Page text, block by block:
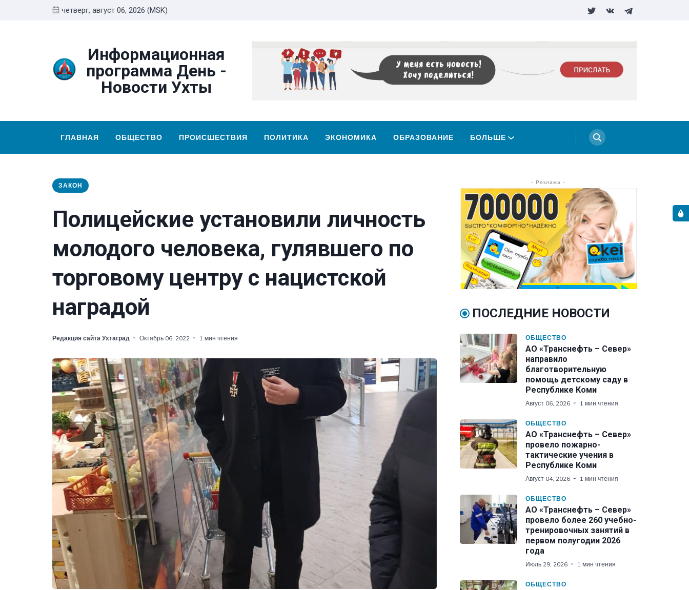
четверг, август 06, 2026 (MSK)
Информационная
программа День -
Новости Ухты
ГЛАВНАЯ ОБЩЕСТВО ПРОИСШЕСТВИЯ ПОЛИТИКА ЭКОНОМИКА ОБРАЗОВАНИЕ БОЛЬШЕ
ЗАКОН
Полицейские установили личность
молодого человека, гулявшего по
торговому центру с нацистской
наградой
Редакция сайта Ухтаград Октябрь 06, 2022 1 мин чтения
- Реклама -
ПОСЛЕДНИЕ НОВОСТИ
ОБЩЕСТВО
АО «Транснефть – Север»
направило
благотворительную
помощь детскому саду в
Республике Коми
Август 06, 2026 1 мин чтения
ОБЩЕСТВО
АО «Транснефть – Север»
провело пожарно-
тактические учения в
Республике Коми
Август 04, 2026 1 мин чтения
ОБЩЕСТВО
АО «Транснефть – Север»
провело более 260 учебно-
тренировочных занятий в
первом полугодии 2026
года
Июль 29, 2026 1 мин чтения
ОБЩЕСТВО